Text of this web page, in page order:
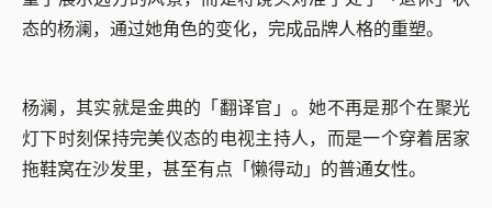
态的杨澜，通过她角色的变化，完成品牌人格的重塑。
杨澜，其实就是金典的「翻译官」。她不再是那个在聚光
灯下时刻保持完美仪态的电视主持人，而是一个穿着居家
拖鞋窝在沙发里，甚至有点「懒得动」的普通女性。